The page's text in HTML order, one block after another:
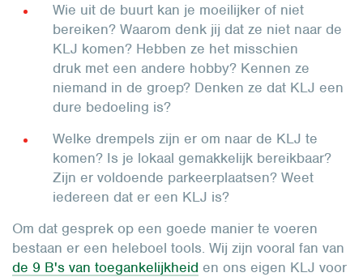
Wie uit de buurt kan je moeilijker of niet
bereiken? Waarom denk jij dat ze niet naar de
KLJ komen? Hebben ze het misschien
druk met een andere hobby? Kennen ze
niemand in de groep? Denken ze dat KLJ een
dure bedoeling is?
Welke drempels zijn er om naar de KLJ te
komen? Is je lokaal gemakkelijk bereikbaar?
Zijn er voldoende parkeerplaatsen? Weet
iedereen dat er een KLJ is?
Om dat gesprek op een goede manier te voeren
bestaan er een heleboel tools. Wij zijn vooral fan van
de 9 B's van toegankelijkheid en ons eigen KLJ voor